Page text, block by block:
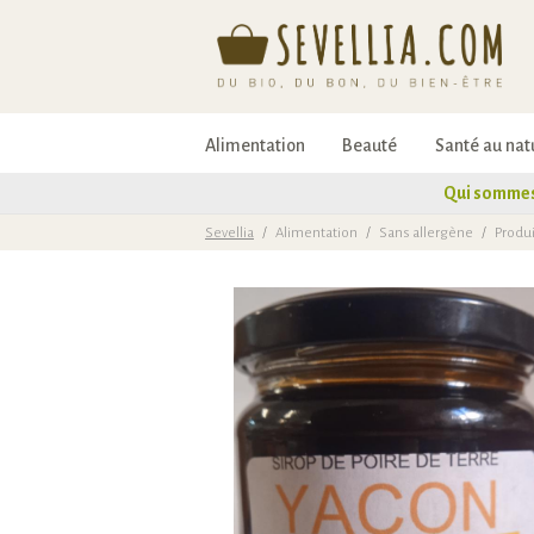
Alimentation Beauté Santé au
Qui
Sevellia / Alimentation / Sans allergène /